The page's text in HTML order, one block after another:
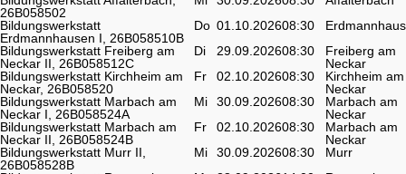
26B058502
Bildungswerkstatt
Erdmannhausen I, 26B058510B
Do 01.10.202608:30
Bildungswerkstatt Freiberg am
Neckar II, 26B058512C
Di 29.09.202608:30
Freiberg am
Neckar
Bildungswerkstatt Kirchheim am
Neckar, 26B058520
Fr 02.10.202608:30
Kirchheim am
Neckar
Bildungswerkstatt Marbach am
Neckar I, 26B058524A
Mi 30.09.202608:30
Marbach am
Neckar
Bildungswerkstatt Marbach am
Neckar II, 26B058524B
Fr 02.10.202608:30
Marbach am
Neckar
Bildungswerkstatt Murr II,
26B058528B
Mi 30.09.202608:30
Murr